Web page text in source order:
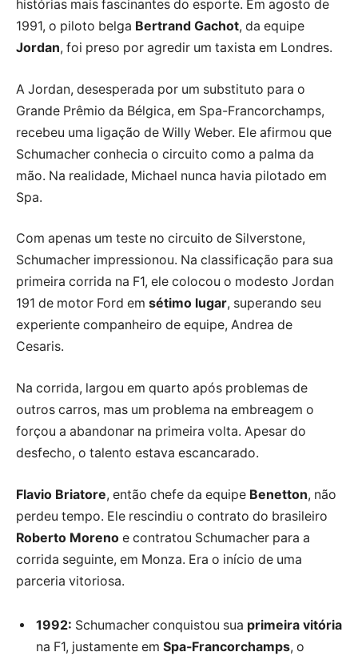
histórias mais fascinantes do esporte. Em agosto de
1991, o piloto belga Bertrand Gachot, da equipe
Jordan, foi preso por agredir um taxista em Londres.
A Jordan, desesperada por um substituto para o
Grande Prêmio da Bélgica, em Spa-Francorchamps,
recebeu uma ligação de Willy Weber. Ele afirmou que
Schumacher conhecia o circuito como a palma da
mão. Na realidade, Michael nunca havia pilotado em
Spa.
Com apenas um teste no circuito de Silverstone,
Schumacher impressionou. Na classificação para sua
primeira corrida na F1, ele colocou o modesto Jordan
191 de motor Ford em sétimo lugar, superando seu
experiente companheiro de equipe, Andrea de
Cesaris.
Na corrida, largou em quarto após problemas de
outros carros, mas um problema na embreagem o
forçou a abandonar na primeira volta. Apesar do
desfecho, o talento estava escancarado.
Flavio Briatore, então chefe da equipe Benetton, não
perdeu tempo. Ele rescindiu o contrato do brasileiro
Roberto Moreno e contratou Schumacher para a
corrida seguinte, em Monza. Era o início de uma
parceria vitoriosa.
1992: Schumacher conquistou sua primeira vitória
na F1, justamente em Spa-Francorchamps, o